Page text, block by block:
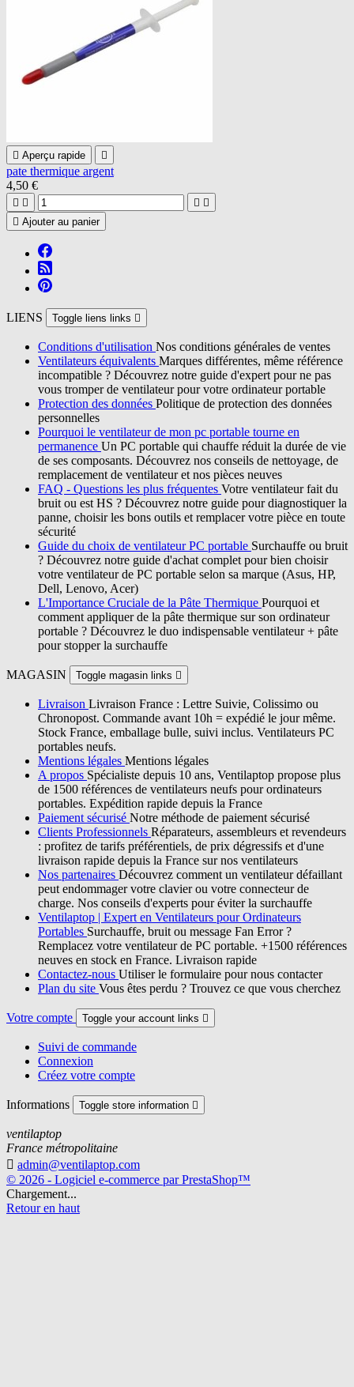
 Aperçu rapide 
pate thermique argent
4,50 €
   
 Ajouter au panier
LIENS Toggle liens links 
Conditions d'utilisation Nos conditions générales de ventes
Ventilateurs équivalents Marques différentes, même référence
incompatible ? Découvrez notre guide d'expert pour ne pas
vous tromper de ventilateur pour votre ordinateur portable
Protection des données Politique de protection des données
personnelles
Pourquoi le ventilateur de mon pc portable tourne en
permanence Un PC portable qui chauffe réduit la durée de vie
de ses composants. Découvrez nos conseils de nettoyage, de
remplacement de ventilateur et nos pièces neuves
FAQ - Questions les plus fréquentes Votre ventilateur fait du
bruit ou est HS ? Découvrez notre guide pour diagnostiquer la
panne, choisir les bons outils et remplacer votre pièce en toute
sécurité
Guide du choix de ventilateur PC portable Surchauffe ou bruit
? Découvrez notre guide d'achat complet pour bien choisir
votre ventilateur de PC portable selon sa marque (Asus, HP,
Dell, Lenovo, Acer)
L'Importance Cruciale de la Pâte Thermique Pourquoi et
comment appliquer de la pâte thermique sur son ordinateur
portable ? Découvrez le duo indispensable ventilateur + pâte
pour stopper la surchauffe
MAGASIN Toggle magasin links 
Livraison Livraison France : Lettre Suivie, Colissimo ou
Chronopost. Commande avant 10h = expédié le jour même.
Stock France, emballage bulle, suivi inclus. Ventilateurs PC
portables neufs.
Mentions légales Mentions légales
A propos Spécialiste depuis 10 ans, Ventilaptop propose plus
de 1500 références de ventilateurs neufs pour ordinateurs
portables. Expédition rapide depuis la France
Paiement sécurisé Notre méthode de paiement sécurisé
Clients Professionnels Réparateurs, assembleurs et revendeurs
: profitez de tarifs préférentiels, de prix dégressifs et d'une
livraison rapide depuis la France sur nos ventilateurs
Nos partenaires Découvrez comment un ventilateur défaillant
peut endommager votre clavier ou votre connecteur de
charge. Nos conseils d'experts pour éviter la surchauffe
Ventilaptop | Expert en Ventilateurs pour Ordinateurs
Portables Surchauffe, bruit ou message Fan Error ?
Remplacez votre ventilateur de PC portable. +1500 références
neuves en stock en France. Livraison rapide
Contactez-nous Utiliser le formulaire pour nous contacter
Plan du site Vous êtes perdu ? Trouvez ce que vous cherchez
Votre compte Toggle your account links 
Suivi de commande
Connexion
Créez votre compte
Informations Toggle store information 
ventilaptop
France métropolitaine
 admin@ventilaptop.com
© 2026 - Logiciel e-commerce par PrestaShop™
Chargement...
Retour en haut